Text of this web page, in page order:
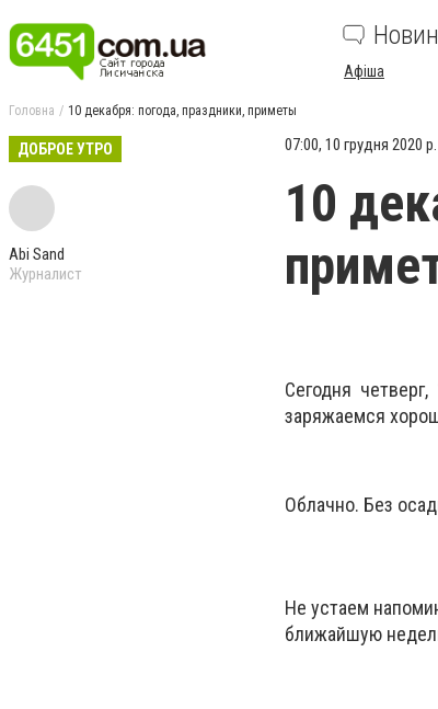
Афіша
Головна 10 декабря: погода, праздники, приметы
ДОБРОЕ УТРО
Abi Sand
Журналист
07:00, 10 грудня 2020 р.
10
Сегодня
заряжаемся
Облачно. Без
Не устаем
ближайшую